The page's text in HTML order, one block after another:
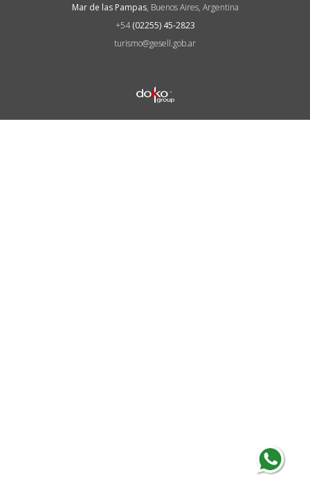
Mar de las Pampas, Buenos Aires, Argentina
+54(02255) 45-2823
turismo@gesell.gob.ar